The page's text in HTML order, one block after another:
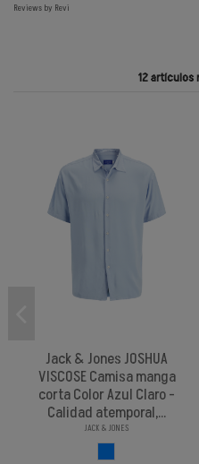
Reviews by Revi
12 artículos
Jack & Jones JOSHUA
VISCOSE Camisa manga
corta Color Azul Claro -
Calidad atemporal,...
JACK & JONES